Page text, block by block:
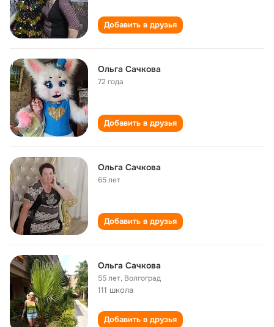
Добавить в друзья
Ольга Сачкова
72 года
Добавить в друзья
Ольга Сачкова
65 лет
Добавить в друзья
Ольга Сачкова
55 лет, Волгоград
111 школа
Добавить в друзья